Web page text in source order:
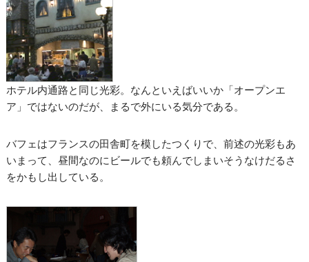
ホテル内通路と同じ光彩。なんといえばいいか「オープンエ
ア」ではないのだが、まるで外にいる気分である。
バフェはフランスの田舎町を模したつくりで、前述の光彩もあ
いまって、昼間なのにビールでも頼んでしまいそうなけだるさ
をかもし出している。